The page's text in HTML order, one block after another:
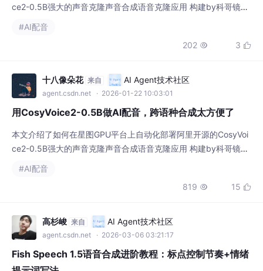
ce2-0.5B强大的声音克隆声音合成语音克隆应用 构建by科哥镜
像，实现高效的小说配音。通过上传3秒音频样本，即可生成语速
#AI配音
202  3 
十八像朵花 来自 AI Agent技术社区
agent.csdn.net · 2026-01-22 10:03:01
用CosyVoice2-0.5B做AI配音，跨语种合成太方便了
本文介绍了如何在星图GPU平台上自动化部署阿里开源的CosyVoi
ce2-0.5B强大的声音克隆声音合成语音克隆应用 构建by科哥镜
像，实现跨语种AI配音。用户仅需上传3秒语音样本，即可生成多
#AI配音
819  15 
高杉峻 来自 AI Agent技术社区
agent.csdn.net · 2026-03-06 03:21:17
Fish Speech 1.5语音合成进阶教程：标点控制节奏+情绪